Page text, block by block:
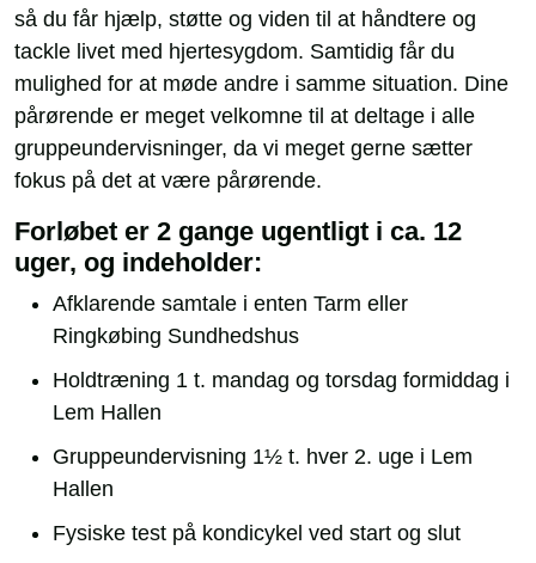
så du får hjælp, støtte og viden til at håndtere og
tackle livet med hjertesygdom. Samtidig får du
mulighed for at møde andre i samme situation. Dine
pårørende er meget velkomne til at deltage i alle
gruppeundervisninger, da vi meget gerne sætter
fokus på det at være pårørende.
Forløbet er 2 gange ugentligt i ca. 12
uger, og indeholder:
Afklarende samtale i enten Tarm eller
Ringkøbing Sundhedshus
Holdtræning 1 t. mandag og torsdag formiddag i
Lem Hallen
Gruppeundervisning 1½ t. hver 2. uge i Lem
Hallen
Fysiske test på kondicykel ved start og slut